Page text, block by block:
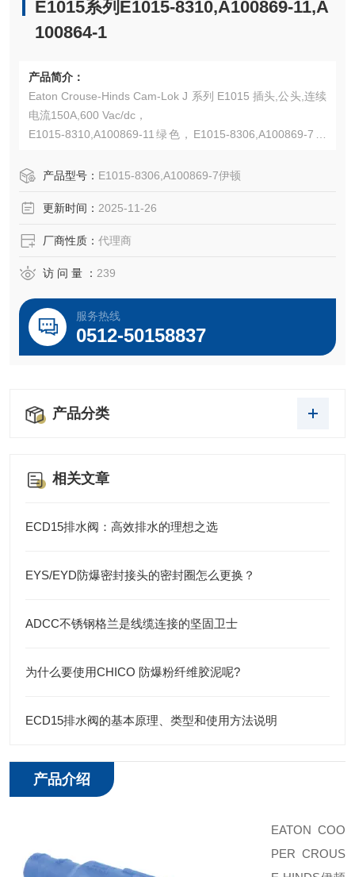
E1015系列E1015-8310,A100869-11,A
100864-1
产品简介：
Eaton Crouse-Hinds Cam-Lok J 系列 E1015 插头,公头,连续
电流150A,600 Vac/dc，
E1015-8310,A100869-11绿色，E1015-8306,A100869-7黑
UL认证E67181,CSA认证LR13963,NEMA 3R,Cable size #8
产品型号： E1015-8306,A100869-7伊顿
更新时间： 2025-11-26
厂商性质： 代理商
访 问 量 ： 239
服务热线
0512-50158837
产品分类
相关文章
ECD15排水阀：高效排水的理想之选
EYS/EYD防爆密封接头的密封圈怎么更换？
ADCC不锈钢格兰是线缆连接的坚固卫士
为什么要使用CHICO 防爆粉纤维胶泥呢?
ECD15排水阀的基本原理、类型和使用方法说明
产品介绍
EATON COO
PER CROUS